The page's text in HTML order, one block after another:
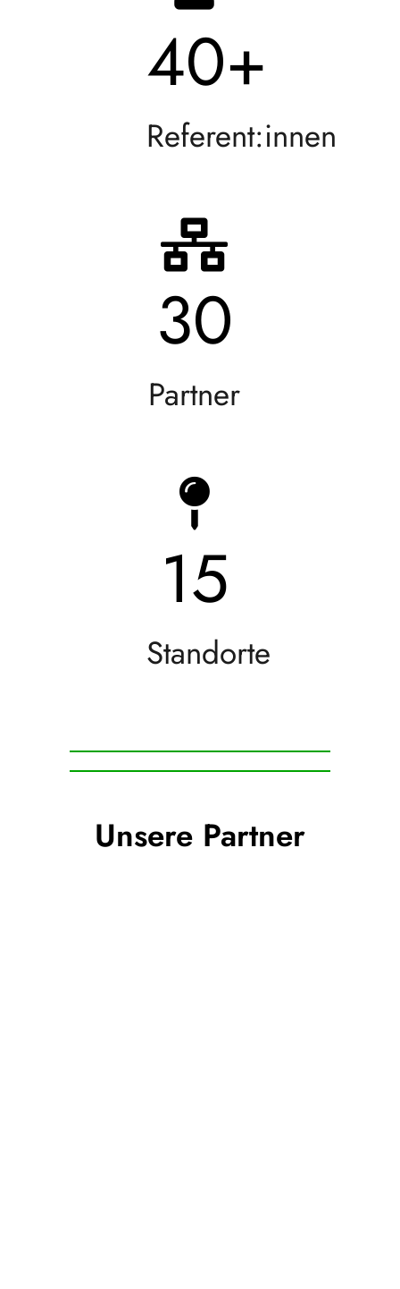
40+
Referent:innen
30
Partner
15
Standorte
Unsere Partner